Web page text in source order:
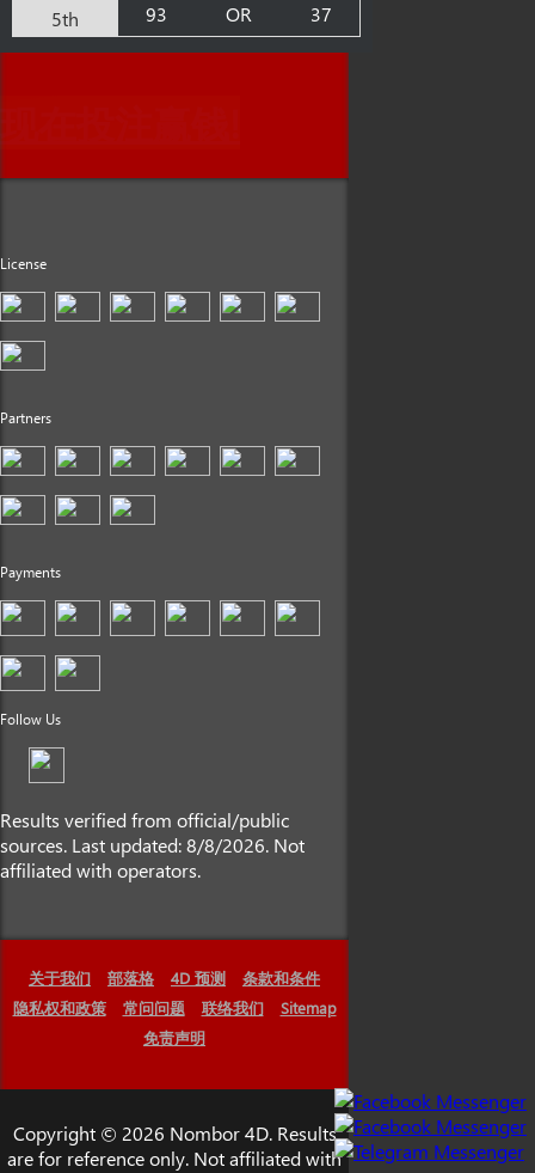
5th
93 OR 37
License
Partners
Payments
Follow Us
Results verified from official/public
sources. Last updated: 8/8/2026. Not
affiliated with operators.
关于我们 部落格 4D 预测
条款和条件
隐私权和政策
常问问题 联络我们
Sitemap
免责声明
Copyright © 2026 Nombor 4D. Results
are for reference only. Not affiliated with